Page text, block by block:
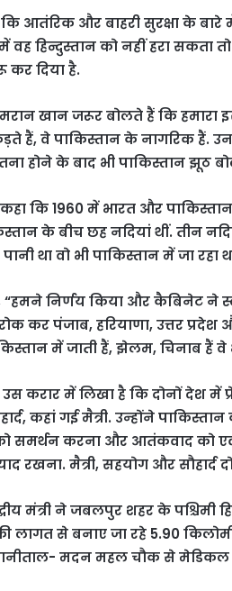
आतंरिक और बाहरी सुरक्षा के
वह हिन्दुस्तान को नहीं हरा
कर दिया है.
खान जरूर बोलते हैं कि
हैं, वे पाकिस्तान के नागरिक हैं.
होने के बाद भी पाकिस्तान झूठ
कहा कि 1960 में भारत और
के बीच छह नदियां थीं. तीन
था वो भी पाकिस्तान में जा रहा
निर्णय किया और कैबिनेट ने
कर पंजाब, हरियाणा, उत्तर
में जाती हैं, झेलम, चिनाब हैं वे
उस करार में लिखा है कि दोनों देश में
कहां गई मैत्री. उन्होंने
समर्थन करना और आतंकवाद को
रखना. मैत्री, सहयोग और सौहार्द
मंत्री ने जबलपुर शहर के पश्चिमी
लागत से बनाए जा रहे 5.90
मदन महल चौक से